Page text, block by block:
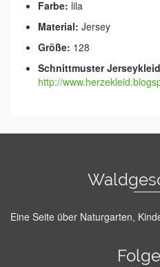
Farbe: lila
Material: Jersey
Größe: 128
Schnittmuster
http://
Eine Seite über Naturgarten,